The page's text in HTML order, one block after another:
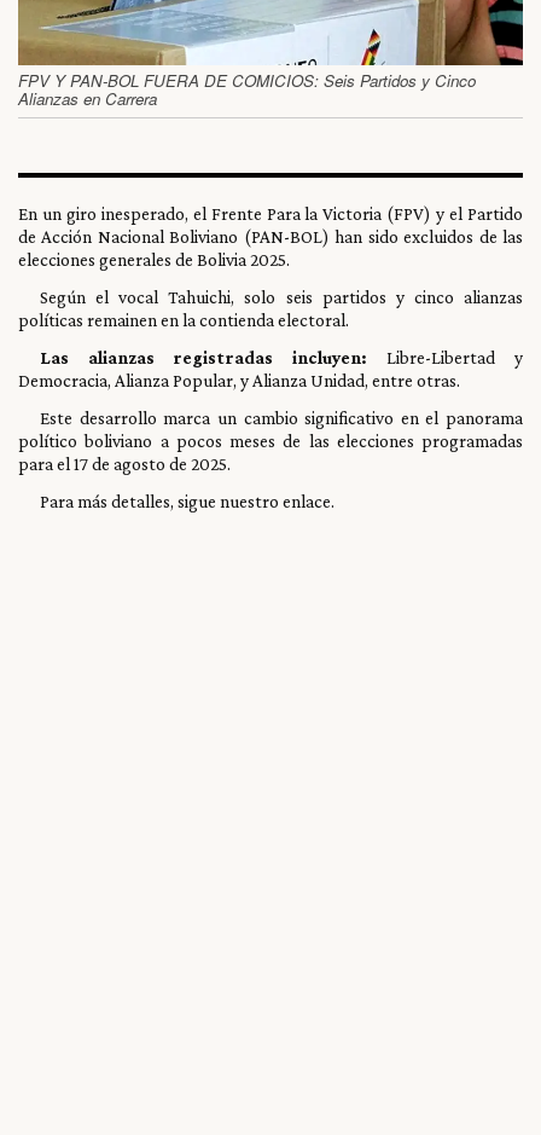
FPV Y PAN-BOL FUERA DE COMICIOS: Seis Partidos y Cinco
Alianzas en Carrera
En un giro inesperado, el Frente Para la Victoria (FPV) y el Partido
de Acción Nacional Boliviano (PAN-BOL) han sido excluidos de las
elecciones generales de Bolivia 2025.
Según el vocal Tahuichi, solo seis partidos y cinco alianzas
políticas remainen en la contienda electoral.
Las alianzas registradas incluyen: Libre-Libertad y
Democracia, Alianza Popular, y Alianza Unidad, entre otras.
Este desarrollo marca un cambio significativo en el panorama
político boliviano a pocos meses de las elecciones programadas
para el 17 de agosto de 2025.
Para más detalles, sigue nuestro enlace.